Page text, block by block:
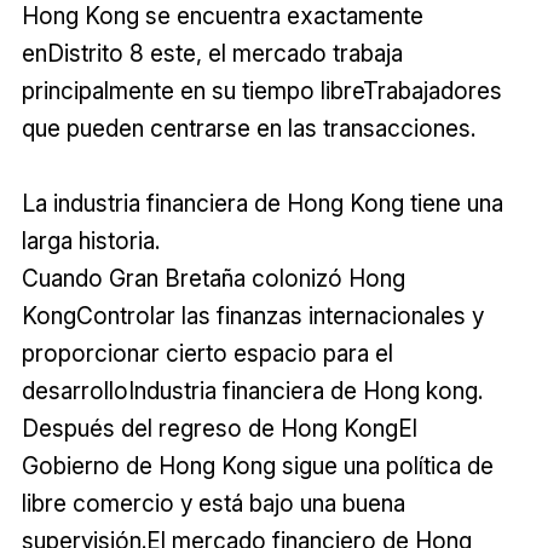
Hong Kong se encuentra exactamente
enDistrito 8 este, el mercado trabaja
principalmente en su tiempo libreTrabajadores
que pueden centrarse en las transacciones.
La industria financiera de Hong Kong tiene una
larga historia.
Cuando Gran Bretaña colonizó Hong
KongControlar las finanzas internacionales y
proporcionar cierto espacio para el
desarrolloIndustria financiera de Hong kong.
Después del regreso de Hong KongEl
Gobierno de Hong Kong sigue una política de
libre comercio y está bajo una buena
supervisión.El mercado financiero de Hong